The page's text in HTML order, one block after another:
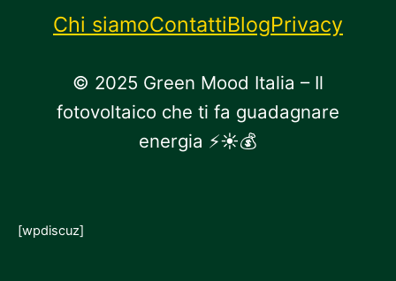
Chi siamoContattiBlogPrivacy
© 2025 Green Mood Italia – Il
fotovoltaico che ti fa guadagnare
energia ⚡☀💰
[wpdiscuz]